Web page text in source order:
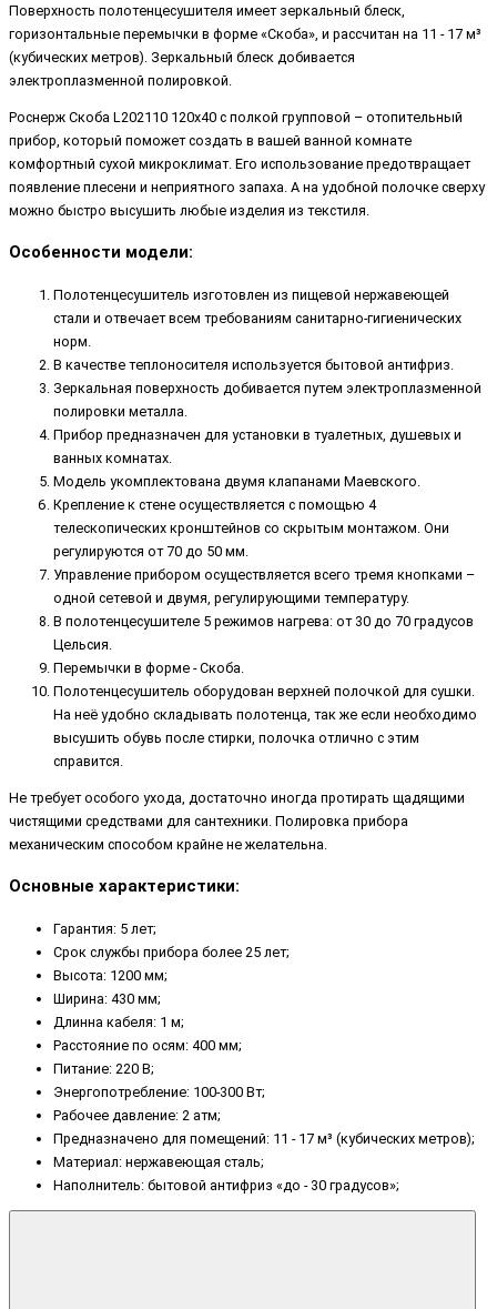
Поверхность полотенцесушителя имеет зеркальный блеск,
горизонтальные перемычки в форме «Скоба», и рассчитан на 11 - 17 м³
(кубических метров). Зеркальный блеск добивается
электроплазменной полировкой.
Роснерж Скоба L202110 120x40 с полкой групповой – отопительный
прибор, который поможет создать в вашей ванной комнате
комфортный сухой микроклимат. Его использование предотвращает
появление плесени и неприятного запаха. А на удобной полочке сверху
можно быстро высушить любые изделия из текстиля.
Особенности модели:
Полотенцесушитель изготовлен из пищевой нержавеющей
стали и отвечает всем требованиям санитарно-гигиенических
норм.
В качестве теплоносителя используется бытовой антифриз.
Зеркальная поверхность добивается путем электроплазменной
полировки металла.
Прибор предназначен для установки в туалетных, душевых и
ванных комнатах.
Модель укомплектована двумя клапанами Маевского.
Крепление к стене осуществляется с помощью 4
телескопических кронштейнов со скрытым монтажом. Они
регулируются от 70 до 50 мм.
Управление прибором осуществляется всего тремя кнопками –
одной сетевой и двумя, регулирующими температуру.
В полотенцесушителе 5 режимов нагрева: от 30 до 70 градусов
Цельсия.
Перемычки в форме - Скоба.
Полотенцесушитель оборудован верхней полочкой для сушки.
На неё удобно складывать полотенца, так же если необходимо
высушить обувь после стирки, полочка отлично с этим
справится.
Не требует особого ухода, достаточно иногда протирать щадящими
чистящими средствами для сантехники. Полировка прибора
механическим способом крайне не желательна.
Основные характеристики:
Гарантия: 5 лет;
Срок службы прибора более 25 лет;
Высота: 1200 мм;
Ширина: 430 мм;
Длинна кабеля: 1 м;
Расстояние по осям: 400 мм;
Питание: 220 В;
Энергопотребление: 100-300 Вт;
Рабочее давление: 2 атм;
Предназначено для помещений: 11 - 17 м³ (кубических метров);
Материал: нержавеющая сталь;
Наполнитель: бытовой антифриз «до - 30 градусов»;